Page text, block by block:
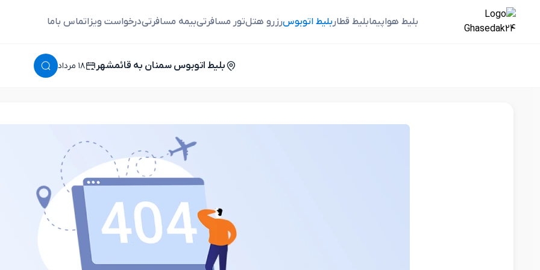
بلیط هواپیمابلیط قطاربلیط اتوبوسرزرو هتلتور مسافرتیبیمه مسافرتیدرخواست ویزاتماس باما
بلیط اتوبوس سمنان به قائمشهر ١٨ مرداد